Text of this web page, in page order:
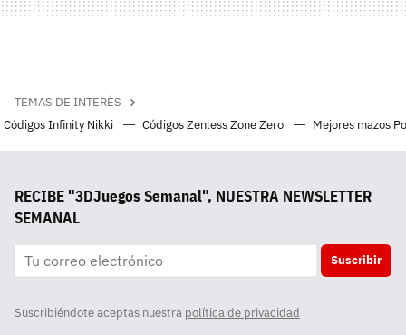
TEMAS DE INTERÉS
Códigos Infinity Nikki
Códigos Zenless Zone Zero Mejores mazos
RECIBE "3DJuegos Semanal", NUESTRA NEWSLETTER
SEMANAL
Suscribir
Suscribiéndote aceptas nuestra política de privacidad